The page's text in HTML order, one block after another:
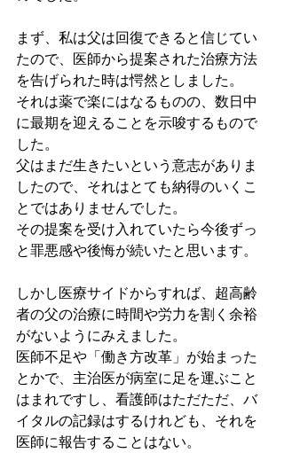
まず、私は父は回復できると信じてい
たので、医師から提案された治療方法
を告げられた時は愕然としました。
それは薬で楽にはなるものの、数日中
に最期を迎えることを示唆するもので
した。
父はまだ生きたいという意志がありま
したので、それはとても納得のいくこ
とではありませんでした。
その提案を受け入れていたら今後ずっ
と罪悪感や後悔が続いたと思います。
しかし医療サイドからすれば、超高齢
者の父の治療に時間や労力を割く余裕
がないようにみえました。
医師不足や「働き方改革」が始まった
とかで、主治医が病室に足を運ぶこと
はまれですし、看護師はただただ、バ
イタルの記録はするけれども、それを
医師に報告することはない。